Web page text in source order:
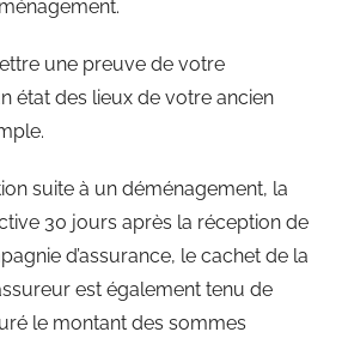
une preuve de votre
état des lieux de votre ancien
suite à un déménagement, la
30 jours après la réception de
d’assurance, le cachet de la
est également tenu de
le montant des sommes